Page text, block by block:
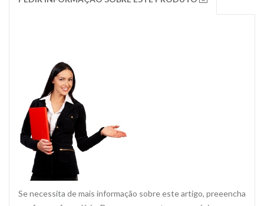
Se necessita de mais informação sobre este artigo, preeencha